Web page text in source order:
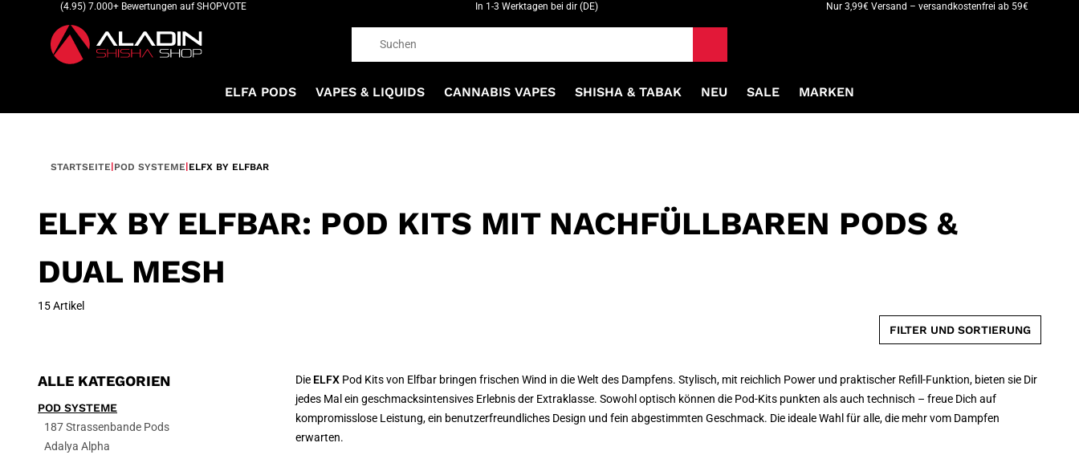
(4.95) 7.000+ Bewertungen auf SHOPVOTE In 1-3 Werktagen bei dir (DE) Nur 3,99€ Versand – versandkostenfrei ab 59€
ELFA PODS VAPES & LIQUIDS CANNABIS VAPES SHISHA & TABAK NEU SALE MARKEN
STARTSEITE POD SYSTEME ELFX BY ELFBAR
Die ELFX Pod Kits von Elfbar bringen frischen Wind in die Welt des Dampfens. Stylisch, mit reichlich Power und praktischer Refill-Funktion, bieten sie Dir
jedes Mal ein geschmacksintensives Erlebnis der Extraklasse. Sowohl optisch können die Pod-Kits punkten als auch technisch – freue Dich auf
kompromisslose Leistung, ein benutzerfreundliches Design und fein abgestimmten Geschmack. Die ideale Wahl für alle, die mehr vom Dampfen
erwarten.
ALLE KATEGORIEN
POD SYSTEME
187 Strassenbande Pods
Adalya Alpha
ELFX BY ELFBAR: POD KITS MIT NACHFÜLLBAREN PODS &
DUAL MESH
15 Artikel
FILTER UND SORTIERUNG